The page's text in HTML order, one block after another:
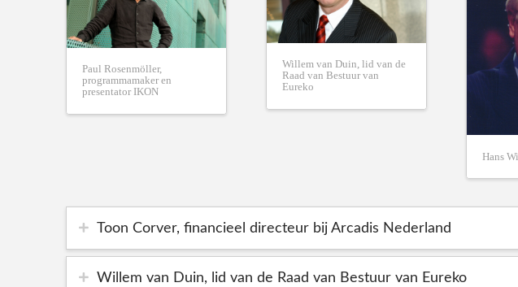
Paul Rosenmöller,
programmamaker en
presentator IKON
Willem van Duin, lid van de
Raad van Bestuur van
Eureko
Hans
Toon Corver, financieel directeur bij Arcadis Nederland
Willem van Duin, lid van de Raad van Bestuur van Eureko